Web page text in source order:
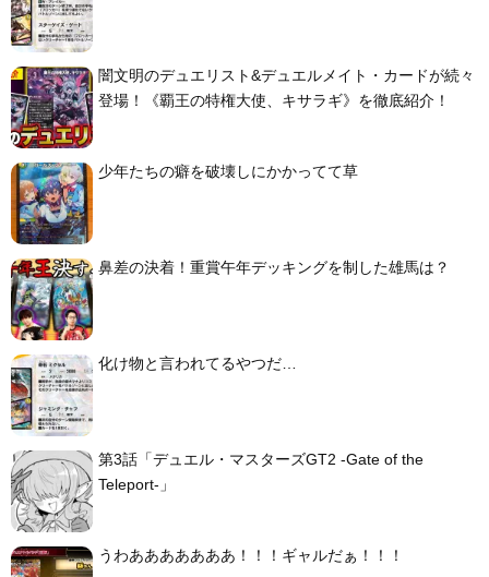
闇文明のデュエリスト&デュエルメイト・カードが続々
登場！《覇王の特権大使、キサラギ》を徹底紹介！
少年たちの癖を破壊しにかかってて草
鼻差の決着！重賞午年デッキングを制した雄馬は？
化け物と言われてるやつだ…
第3話「デュエル・マスターズGT2 -Gate of the
Teleport-」
うわあああああああ！！！ギャルだぁ！！！